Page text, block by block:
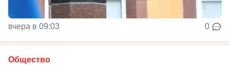
вчера в 09:03 0
Общество